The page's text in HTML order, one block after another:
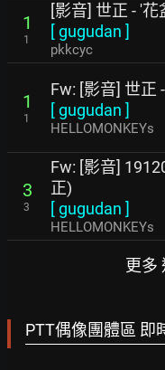
1
1
[影音] 世正 - '
[gugudan ]
pkkcyc
1
1
Fw: [影音] 世正
[gugudan ]
HELLOMONKEYs
3
3
Fw: [影音]
正)
[gugudan ]
HELLOMONKEYs
更多
PTT偶像團體區 即